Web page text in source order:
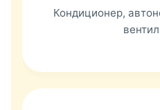
Кондиционер,